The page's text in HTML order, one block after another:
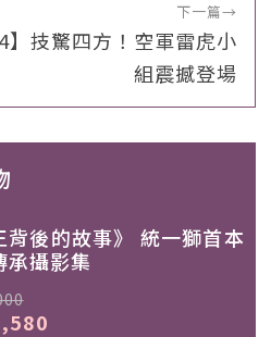
下一篇→
】技驚四方！空軍雷虎小
組震撼登場
背後的故事》 統一獅首本
承攝影集